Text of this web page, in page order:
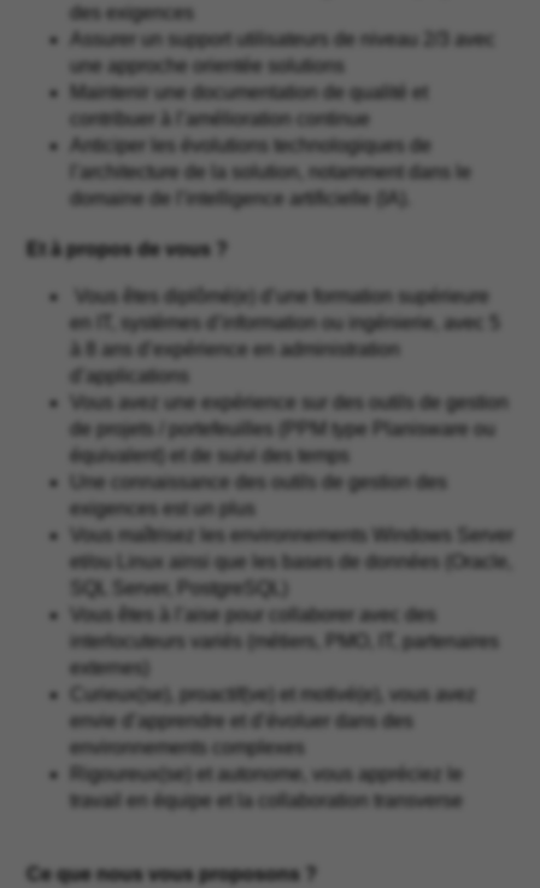
des exigences
Assurer un support utilisateurs de niveau 2/3 avec
une approche orientée solutions
Maintenir une documentation de qualité et
contribuer à l’amélioration continue
Anticiper les évolutions technologiques de
l’architecture de la solution, notamment dans le
domaine de l’intelligence artificielle (IA).
Et à propos de vous ?
Vous êtes diplômé(e) d’une formation supérieure
en IT, systèmes d’information ou ingénierie, avec 5
à 8 ans d’expérience en administration
d’applications
Vous avez une expérience sur des outils de gestion
de projets / portefeuilles (PPM type Planisware ou
équivalent) et de suivi des temps
Une connaissance des outils de gestion des
exigences est un plus
Vous maîtrisez les environnements Windows Server
et/ou Linux ainsi que les bases de données (Oracle,
SQL Server, PostgreSQL)
Vous êtes à l’aise pour collaborer avec des
interlocuteurs variés (métiers, PMO, IT, partenaires
externes)
Curieux(se), proactif(ve) et motivé(e), vous avez
envie d’apprendre et d’évoluer dans des
environnements complexes
Rigoureux(se) et autonome, vous appréciez le
travail en équipe et la collaboration transverse
Ce que nous vous proposons ?